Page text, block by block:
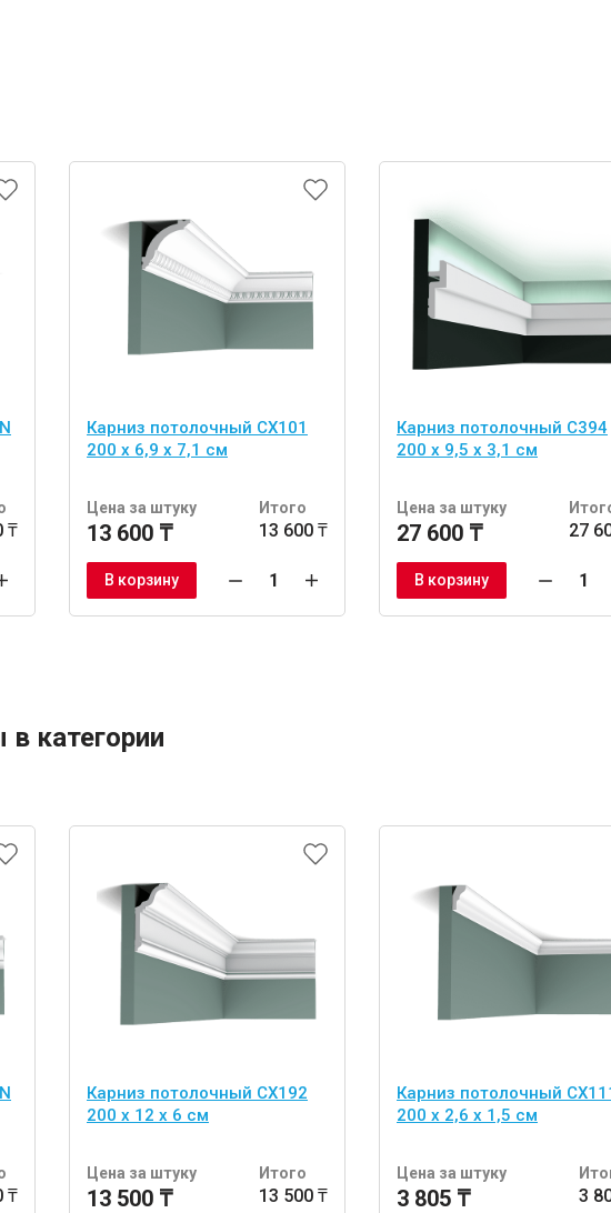
₸
Карниз потолочный CX101
200 x 6,9 x 7,1 см
Цена за штуку
13 600 ₸
Итого
13 600 ₸
В корзину
Карниз потолочный C394
200 х 9,5 х 3,1 см
Цена за штуку
27 600 ₸ 27
В корзину
категории
₸
Карниз потолочный CX192
200 x 12 x 6 см
Цена за штуку
13 500 ₸
Итого
13 500 ₸
Карниз потолочный
200 x 2,6 x 1,5 см
Цена за штуку
3 805 ₸ 3